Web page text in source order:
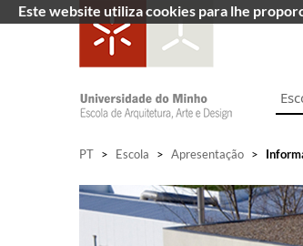
PT > Escola > Apresentação >
Este website utiliza cookies para lhe